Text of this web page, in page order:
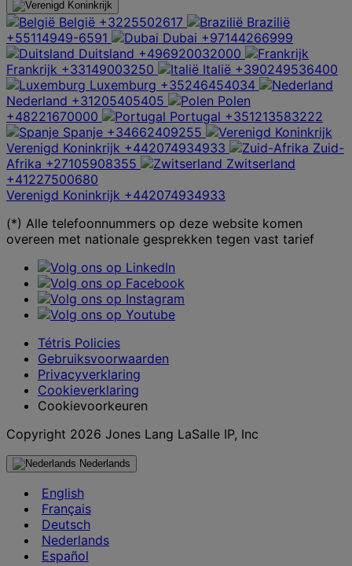
België +3225502617
Brazilië
+55114949-6591
Dubai +97144266999
Duitsland +496920032000
Frankrijk +33149003250 Italië +390249536400
Luxemburg +35246454034
Nederland +31205405405
Polen
+48221670000
Portugal +351213583222
Spanje +34662409255
Verenigd Koninkrijk +442074934933
Zuid-
Afrika +27105908355
Zwitserland
+41227500680
Verenigd Koninkrijk +442074934933
(*) Alle telefoonnummers op deze website komen
overeen met nationale gesprekken tegen vast tarief
Tétris Policies
Gebruiksvoorwaarden
Privacyverklaring
Cookieverklaring
Cookievoorkeuren
Copyright 2026 Jones Lang LaSalle IP, Inc
Nederlands
English
Français
Deutsch
Nederlands
Español